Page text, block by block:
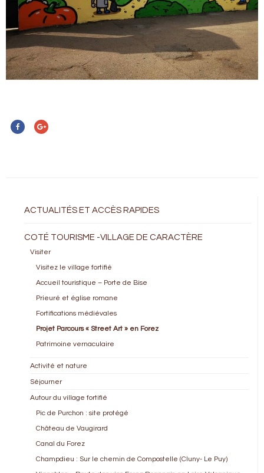
ACTUALITÉS ET ACCÈS RAPIDES
COTÉ TOURISME -VILLAGE DE CARACTÈRE
Visiter
Visitez le village fortifié
Accueil touristique – Porte de Bise
Prieuré et église romane
Fortifications médiévales
Projet Parcours « Street Art » en Forez
Patrimoine vernaculaire
Activité et nature
Séjourner
Autour du village fortifié
Pic de Purchon : site protégé
Château de Vaugirard
Canal du Forez
Champdieu : Sur le chemin de Compostelle (Cluny- Le Puy)